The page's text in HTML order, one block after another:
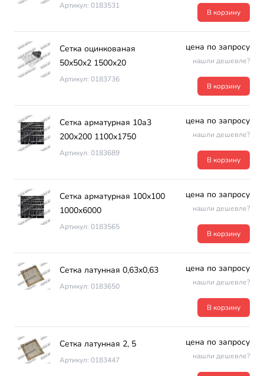
Артикул: 0183531
В корзину
Сетка оцинкованая
50х50х2 1500х20
Артикул: 0183736
цена по запросу
нашли дешевле?
В корзину
Сетка арматурная 10а3
200х200 1100х1750
Артикул: 0183689
цена по запросу
нашли дешевле?
В корзину
Сетка арматурная 100х100
1000х6000
Артикул: 0183565
цена по запросу
нашли дешевле?
В корзину
Сетка латунная 0,63х0,63
Артикул: 0183650
цена по запросу
нашли дешевле?
В корзину
Сетка латунная 2, 5
Артикул: 0183447
цена по запросу
нашли дешевле?